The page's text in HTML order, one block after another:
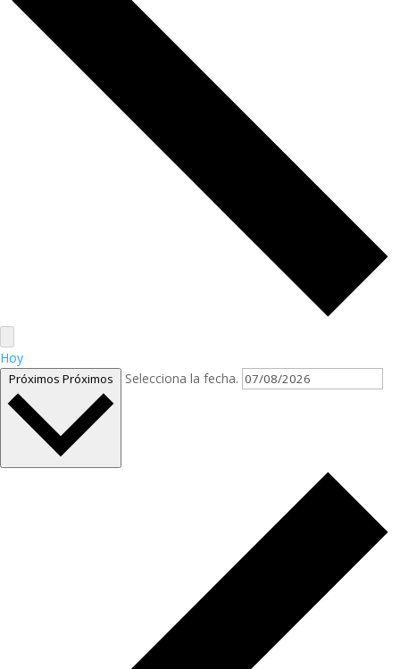
Hoy
Próximos Próximos Selecciona la fecha.